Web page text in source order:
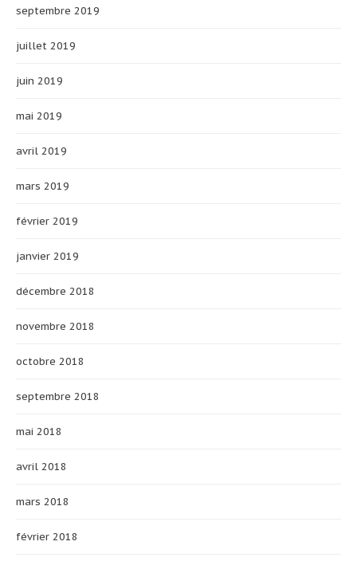
septembre 2019
juillet 2019
juin 2019
mai 2019
avril 2019
mars 2019
février 2019
janvier 2019
décembre 2018
novembre 2018
octobre 2018
septembre 2018
mai 2018
avril 2018
mars 2018
février 2018